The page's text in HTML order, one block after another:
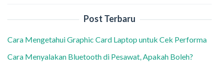
Post Terbaru
Cara Mengetahui Graphic Card Laptop untuk Cek Performa
Cara Menyalakan Bluetooth di Pesawat, Apakah Boleh?